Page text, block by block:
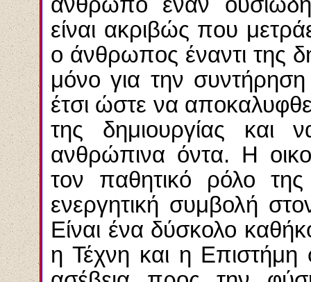
είναι ακριβώς που
ο άνθρωπος έναντι της
μόνο για την
έτσι ώστε να
της δημιουργίας
ανθρώπινα όντα. Η
τον παθητικό ρόλο
ενεργητική συμβολή
Είναι ένα δύσκολο
η Τέχνη και η Επιστήμη